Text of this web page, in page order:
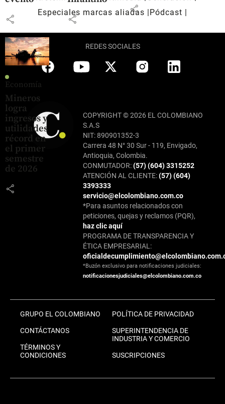
share share
share
Economía
Mineros
logra
ingresos y
utilidades
récord en
el primer
semestre
de 2026
share
Especiales marcas aliadas
Pódcast
REDES SOCIALES
COPYRIGHT © 2026 EL COLOMBIANO
S.A.S
NIT: 890901352-3
Carrera 48 N° 30 Sur - 119, Envigado,
Antioquia, Colombia.
CONMUTADOR:(57) (604) 3315252
ATENCIÓN AL CLIENTE:(57) (604)
3393333
servicio@elcolombiano.com.co
*Para asuntos relacionados con
peticiones, quejas y reclamos (PQR),
haz clic aquí
PROGRAMA DE TRANSPARENCIA Y
ÉTICA EMPRESARIAL:
*Buzón exclusivo para notificaciones judiciales:
notificacionesjudiciales@elcolombiano.com.co
GRUPO EL COLOMBIANO
CONTÁCTANOS
TÉRMINOS Y
CONDICIONES
POLÍTICA DE PRIVACIDAD
SUPERINTENDENCIA DE
INDUSTRIA Y COMERCIO
SUSCRIPCIONES